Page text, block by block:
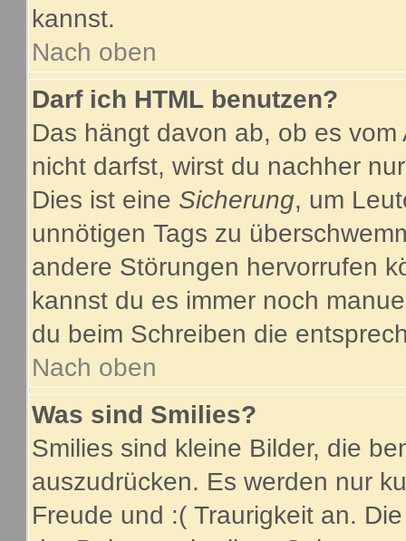
kannst.
Nach oben
Darf ich HTML benutzen?
Das hängt davon ab, ob es
nicht darfst, wirst du nachher
Dies ist eine Sicherung, um
unnötigen Tags zu
andere Störungen hervorrufen
kannst du es immer noch
du beim Schreiben die
Nach oben
Was sind Smilies?
Smilies sind kleine Bilder, die
auszudrücken. Es werden nur
Freude und :( Traurigkeit an.